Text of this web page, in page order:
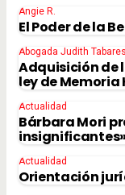
Angie R.
El Poder de la
Abogada Judith Tabares
Adquisición de
ley de
Actualidad
Bárbara Mori
Actualidad
Orientación